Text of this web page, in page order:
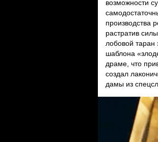
возможности
производства
растратив
лобовой
шаблона
драме, что
создал
дамы из